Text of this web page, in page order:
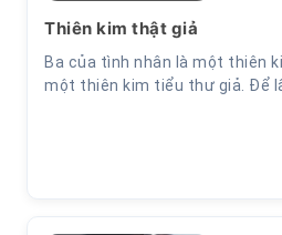
Thiên kim thật giả
Ba của tình nhân là một thiên
một thiên kim tiểu thư giả. Để